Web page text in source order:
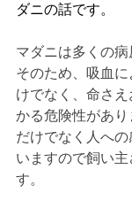
ダニの話です。
マダニは多くの病
そのため、吸血
けでなく、命さ
かる危険性があ
だけでなく人へ
いますので飼い
す。